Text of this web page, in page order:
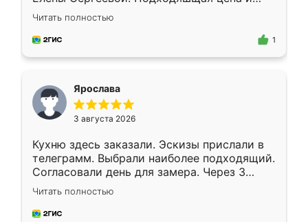
короткие сроки изготовления. Приехавший
для замера сотрудник Владислав
предложил по моему эскизу самый
Читать полностью
1
Ярослава
3 августа 2026
Кухню здесь заказали. Эскизы прислали в
телеграмм. Выбрали наиболее подходящий.
Согласовали день для замера. Через 3
недели кухня была уже готова. Остались
довольны работой. Спасибо Ренессанс
мебель за качественную работу!
Читать полностью